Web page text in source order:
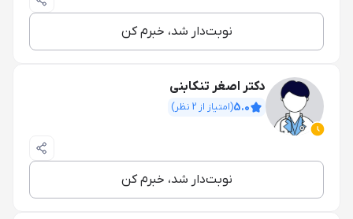
نوبت‌دار شد، خبرم کن
دکتر اصغر تنکابنی
5.0(امتیاز از 2 نظر)
نوبت‌دار شد، خبرم کن